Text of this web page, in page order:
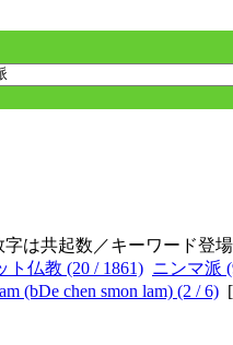
は共起数／キーワード登
ト仏教 (20 / 1861) ニンマ派
(bDe chen smon lam) (2 / 6) [